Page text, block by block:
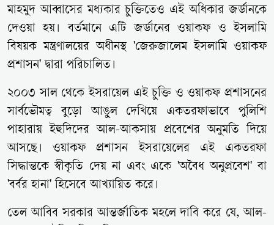
মাহমুদ আব্বাসের মধ্যকার চুক্তিতেও এই অধিকার জর্ডানকে
দেওয়া হয়। বর্তমানে এটি জর্ডানের ওয়াকফ ও ইসলামি
বিষয়ক মন্ত্রণালয়ের অধীনস্থ 'জেরুজালেম ইসলামি ওয়াকফ
প্রশাসন' দ্বারা পরিচালিত।
২০০৩ সাল থেকে ইসরায়েল এই চুক্তি ও ওয়াকফ প্রশাসনের
সার্বভৌমত্ব বুড়ো আঙুল দেখিয়ে একতরফাভাবে পুলিশি
পাহারায় ইহুদিদের আল-আকসায় প্রবেশের অনুমতি দিয়ে
আসছে। ওয়াকফ প্রশাসন ইসরায়েলের এই একতরফা
সিদ্ধান্তকে স্বীকৃতি দেয় না এবং একে 'অবৈধ অনুপ্রবেশ' বা
'বর্বর হানা' হিসেবে আখ্যায়িত করে।
তেল আবিব সরকার আন্তর্জাতিক মহলে দাবি করে যে, আল-